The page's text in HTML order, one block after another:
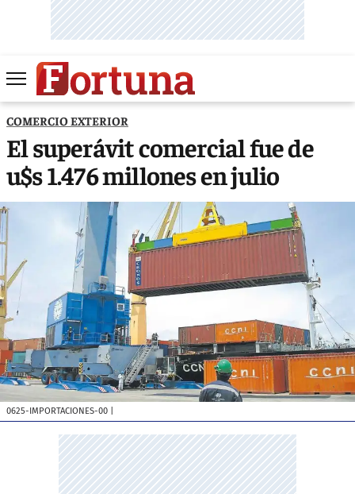
COMERCIO EXTERIOR
El superávit comercial fue de
u$s 1.476 millones en julio
0625-IMPORTACIONES-00